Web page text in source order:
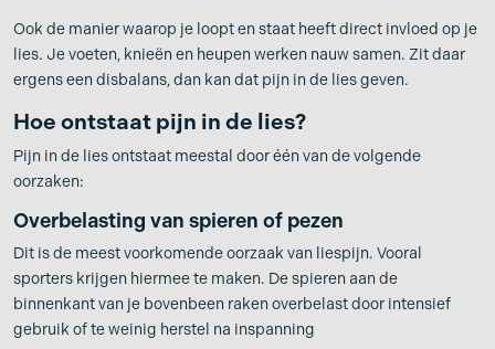
Ook de manier waarop je loopt en staat heeft direct invloed op je
lies. Je voeten, knieën en heupen werken nauw samen. Zit daar
ergens een disbalans, dan kan dat pijn in de lies geven.
Hoe ontstaat pijn in de lies?
Pijn in de lies ontstaat meestal door één van de volgende
oorzaken:
Overbelasting van spieren of pezen
Dit is de meest voorkomende oorzaak van liespijn. Vooral
sporters krijgen hiermee te maken. De spieren aan de
binnenkant van je bovenbeen raken overbelast door intensief
gebruik of te weinig herstel na inspanning